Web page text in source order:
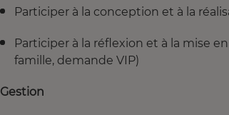
Participer à la conception et à la
Participer à la réflexion et à la mise
famille, demande VIP)
Gestion